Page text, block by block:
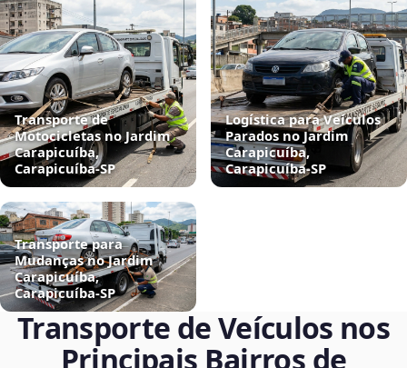
Transporte de
Motocicletas no Jardim
Carapicuíba,
Carapicuíba‑SP
Logística para Veículos
Parados no Jardim
Carapicuíba,
Carapicuíba‑SP
Transporte para
Mudanças no Jardim
Carapicuíba,
Carapicuíba‑SP
Transporte de Veículos nos
Principais Bairros de